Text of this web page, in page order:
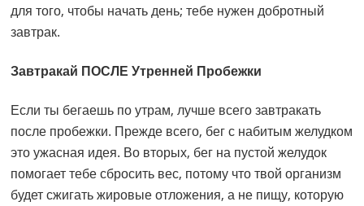
для того, чтобы начать день; тебе нужен добротный
завтрак.
Завтракай ПОСЛЕ Утренней Пробежки
Если ты бегаешь по утрам, лучше всего завтракать
после пробежки. Прежде всего, бег с набитым желудком
это ужасная идея. Во вторых, бег на пустой желудок
помогает тебе сбросить вес, потому что твой организм
будет сжигать жировые отложения, а не пищу, которую